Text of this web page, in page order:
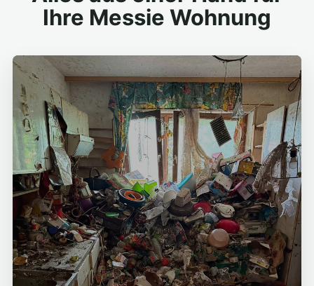
Ihre Messie Wohnung